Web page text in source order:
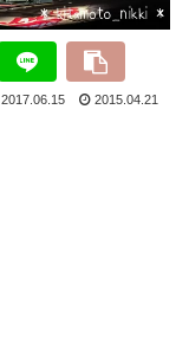
2017.06.15 2015.04.21